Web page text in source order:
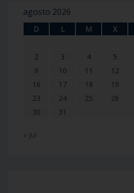
agosto 2026
D L M X
2
3 4 5
9
10 11 12
16
17 18 19
23
24 25 26
30
31
« Jul